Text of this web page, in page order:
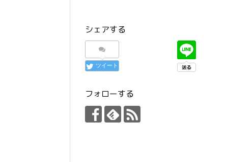
シェアする
ツイート
フォローする